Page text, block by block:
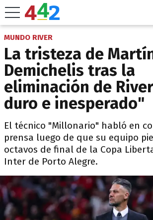
MUNDO RIVER
La tristeza de
Demichelis tras la
eliminación de
duro e inesperado"
El técnico "Millonario" habló en
prensa luego de que su equipo
octavos de final de la Copa
Inter de Porto Alegre.